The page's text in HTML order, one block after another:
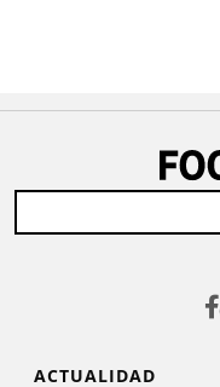
ACTUALIDAD